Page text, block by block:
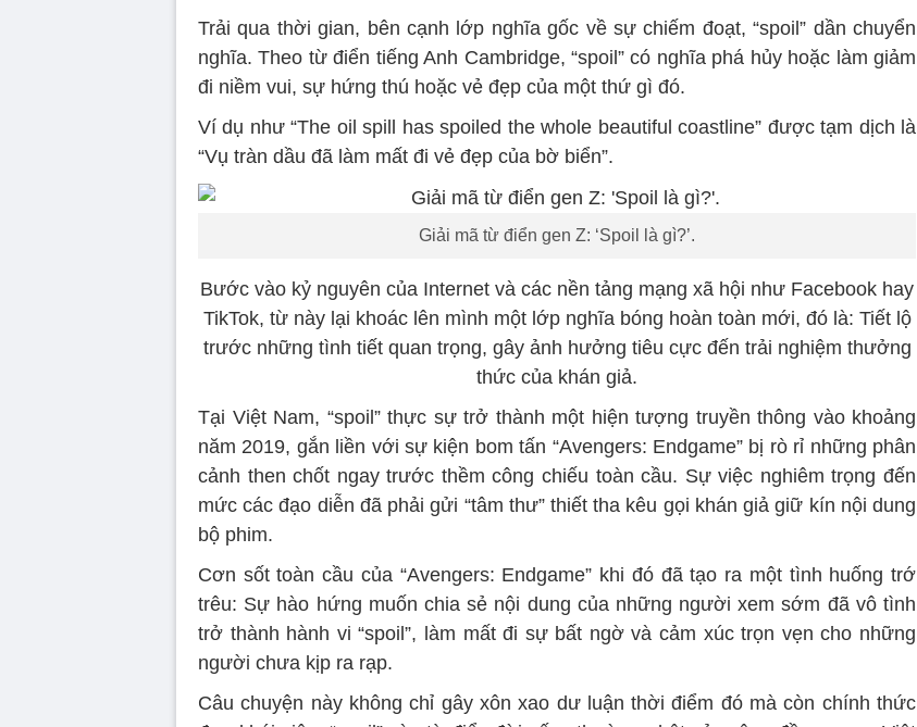
Trải qua thời gian, bên cạnh lớp nghĩa gốc về sự chiếm đoạt, “spoil” dần chuyển
nghĩa. Theo từ điển tiếng Anh Cambridge, “spoil” có nghĩa phá hủy hoặc làm giảm
đi niềm vui, sự hứng thú hoặc vẻ đẹp của một thứ gì đó.
Ví dụ như “The oil spill has spoiled the whole beautiful coastline” được tạm dịch là
“Vụ tràn dầu đã làm mất đi vẻ đẹp của bờ biển”.
Giải mã từ điển gen Z: ‘Spoil là gì?’.
Bước vào kỷ nguyên của Internet và các nền tảng mạng xã hội như Facebook hay
TikTok, từ này lại khoác lên mình một lớp nghĩa bóng hoàn toàn mới, đó là: Tiết lộ
trước những tình tiết quan trọng, gây ảnh hưởng tiêu cực đến trải nghiệm thưởng
thức của khán giả.
Tại Việt Nam, “spoil” thực sự trở thành một hiện tượng truyền thông vào khoảng
năm 2019, gắn liền với sự kiện bom tấn “Avengers: Endgame” bị rò rỉ những phân
cảnh then chốt ngay trước thềm công chiếu toàn cầu. Sự việc nghiêm trọng đến
mức các đạo diễn đã phải gửi “tâm thư” thiết tha kêu gọi khán giả giữ kín nội dung
bộ phim.
Cơn sốt toàn cầu của “Avengers: Endgame” khi đó đã tạo ra một tình huống trớ
trêu: Sự hào hứng muốn chia sẻ nội dung của những người xem sớm đã vô tình
trở thành hành vi “spoil”, làm mất đi sự bất ngờ và cảm xúc trọn vẹn cho những
người chưa kịp ra rạp.
Câu chuyện này không chỉ gây xôn xao dư luận thời điểm đó mà còn chính thức